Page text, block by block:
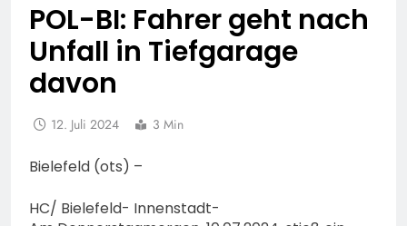
POL-BI: Fahrer geht nach
Unfall in Tiefgarage
davon
12. Juli 2024 3 Min
Bielefeld (ots) –
HC/ Bielefeld- Innenstadt-